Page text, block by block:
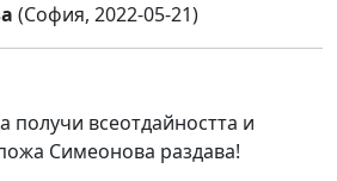
(София, 2022-05-21)
получи всеотдайността и
Симеонова раздава!